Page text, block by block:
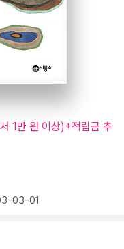
1만 원 이상)+적립금 추
03-01